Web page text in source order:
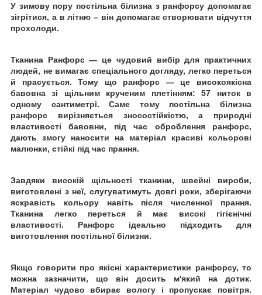
У зимову пору постільна білизна з ранфорсу допомагає
зігрітися, а в літню – він допомагає створювати відчуття
прохолоди.
Тканина Ранфорс — це чудовий вибір для практичних
людей, не вимагає спеціального догляду, легко переться
й
прасується. Тому що ранфорс — це високоякісна
бавовна зі щільним крученим плетінням: 57 ниток в
одному сантиметрі. Саме тому постільна білизна
ранфорс вирізняється зносостійкістю, а природні
властивості бавовни, під час оброблення ранфорс,
дають змогу наносити на матеріал красиві кольорові
малюнки, стійкі під час прання.
Завдяки високій щільності тканини, швейні вироби,
виготовлені з неї, слугуватимуть довгі роки, зберігаючи
яскравість кольору навіть після численної
прання.
Тканина легко переться й має високі гігієнічні
властивості. Ранфорс ідеально підходить для
виготовлення постільної білизни.
Якщо говорити про якісні характеристики ранфорсу, то
можна зазначити, що він досить м'який на дотик.
Матеріал чудово вбирає вологу і пропускає повітря.